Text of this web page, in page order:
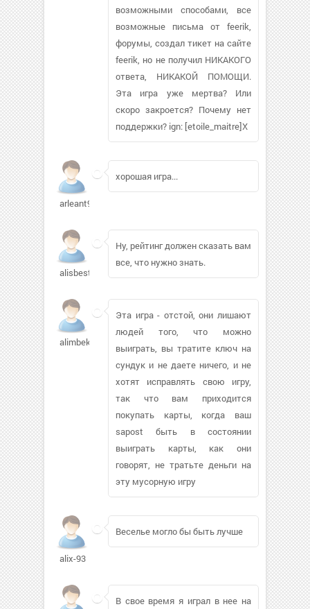
возможными способами, все
возможные письма от feerik,
форумы, создал тикет на сайте
feerik, но не получил НИКАКОГО
ответа, НИКАКОЙ ПОМОЩИ.
Эта игра уже мертва? Или
скоро закроется? Почему нет
поддержки? ign: [etoile_maitre]X
arleant90
хорошая игра...
alisbest510
Ну, рейтинг должен сказать вам
все, что нужно знать.
alimbekcaa
Эта игра - отстой, они лишают
людей того, что можно
выиграть, вы тратите ключ на
сундук и не даете ничего, и не
хотят исправлять свою игру,
так что вам приходится
покупать карты, когда ваш
sapost быть в состоянии
выиграть карты, как они
говорят, не тратьте деньги на
эту мусорную игру
alix-93
Веселье могло бы быть лучше
В свое время я играл в нее на